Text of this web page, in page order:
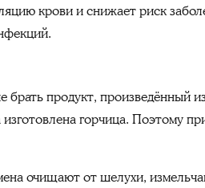
крови и снижает риск
продукт, произведённый
горчица. Поэтому
очищают от шелухи,